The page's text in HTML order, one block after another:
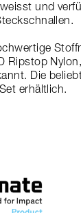
und
Ripstop
Die
erhältlich.